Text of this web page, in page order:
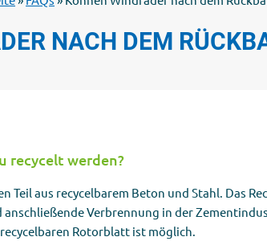
NACH DEM
recycelt werden?
Teil aus recycelbarem Beton und Stahl. Das
Verbrennung in der
Rotorblatt ist möglich.